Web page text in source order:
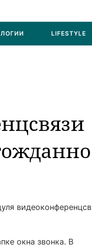
LIFESTYLE
окна звонка. В